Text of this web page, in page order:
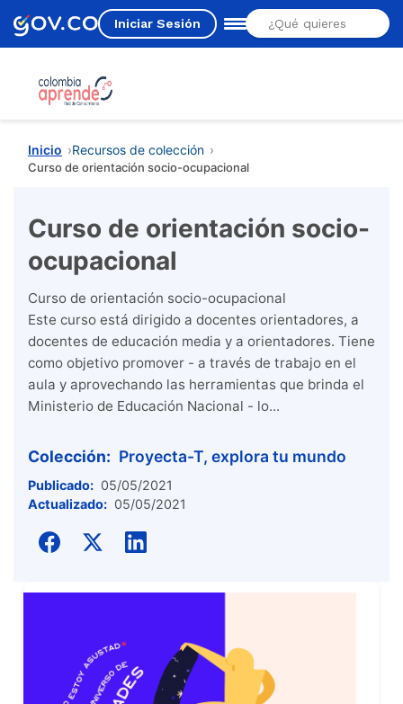
Iniciar Sesión
Estás aquí
Inicio Recursos de colección
Curso de orientación socio-ocupacional
Curso de orientación socio-
ocupacional
Curso de orientación socio-ocupacional
Este curso está dirigido a docentes orientadores, a
docentes de educación media y a orientadores. Tiene
como objetivo promover - a través de trabajo en el
aula y aprovechando las herramientas que brinda el
Ministerio de Educación Nacional - lo...
Colección: Proyecta-T, explora tu mundo
Publicado: 05/05/2021
Actualizado: 05/05/2021